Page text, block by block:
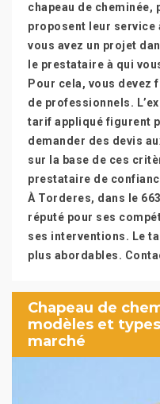
chapeau de
proposent leur service
vous avez un projet
le prestataire à qui
Pour cela, vous devez
de professionnels.
tarif appliqué figurent
demander des devis
sur la base de ces
prestataire de
À Torderes, dans le
réputé pour ses
ses interventions. Le
plus abordables.
Chapeau de
modèles et
marché